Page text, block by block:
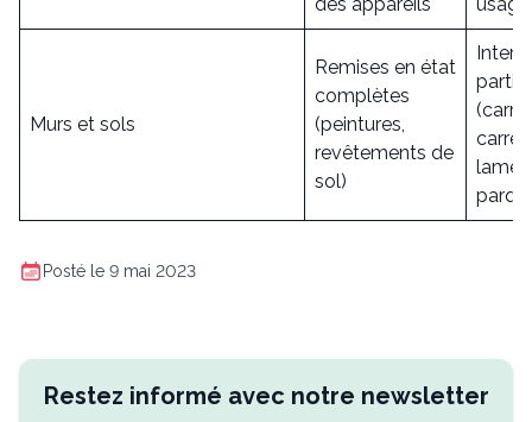
Murs et sols
Remises en état
complètes
(peintures,
revêtements de
sol)
lame
Posté le 9 mai 2023
Restez informé avec notre newsletter